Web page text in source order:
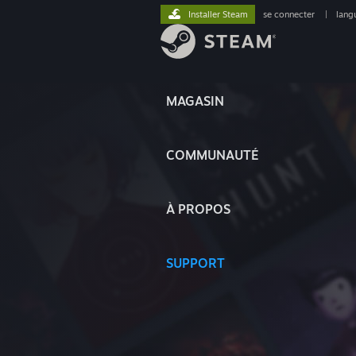
MAGASIN
COMMUNAUTÉ
À PROPOS
SUPPORT
Installer Steam se connecter